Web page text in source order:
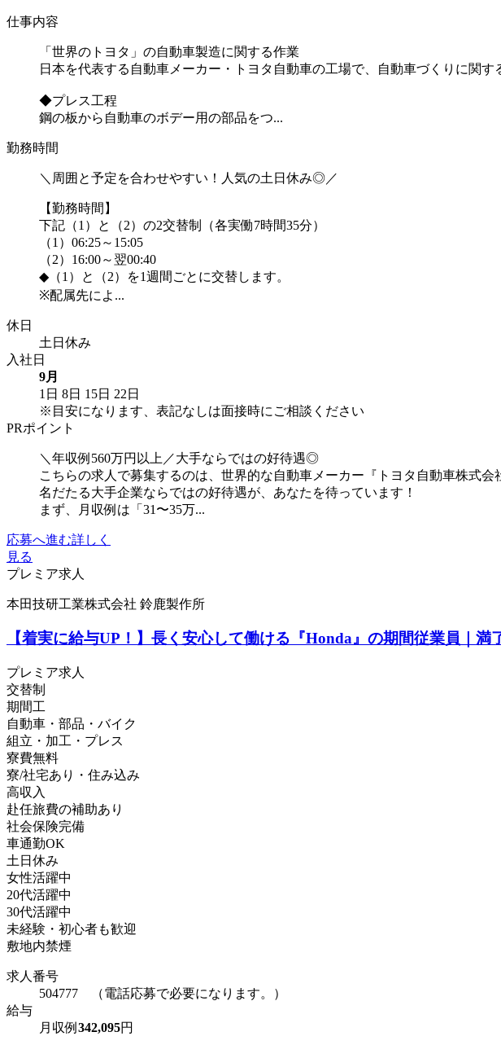
仕事内容
「世界のトヨタ」の自動車製造に関する作業
日本を代表する自動車メーカー・トヨタ自動車の工場で、自動車づくりに関
◆プレス工程
鋼の板から自動車のボデー用の部品をつ...
勤務時間
＼周囲と予定を合わせやすい！人気の土日休み◎／
【勤務時間】
下記（1）と（2）の2交替制（各実働7時間35分）
（1）06:25～15:05
（2）16:00～翌00:40
◆（1）と（2）を1週間ごとに交替します。
※配属先によ...
休日
土日休み
入社日
9月
1日 8日 15日 22日
※目安になります、表記なしは面接時にご相談ください
PRポイント
＼年収例560万円以上／大手ならではの好待遇◎
こちらの求人で募集するのは、世界的な自動車メーカー『トヨタ自動車株式会
名だたる大手企業ならではの好待遇が、あなたを待っています！
まず、月収例は「31〜35万...
応募へ進む詳しく
見る
プレミア求人
本田技研工業株式会社 鈴鹿製作所
【着実に給与UP！】長く安心して働ける『Honda』の期間従業員｜
プレミア求人
交替制
期間工
自動車・部品・バイク
組立・加工・プレス
寮費無料
寮/社宅あり・住み込み
高収入
赴任旅費の補助あり
社会保険完備
車通勤OK
土日休み
女性活躍中
20代活躍中
30代活躍中
未経験・初心者も歓迎
敷地内禁煙
求人番号
504777 （電話応募で必要になります。）
給与
月収例 342,095円